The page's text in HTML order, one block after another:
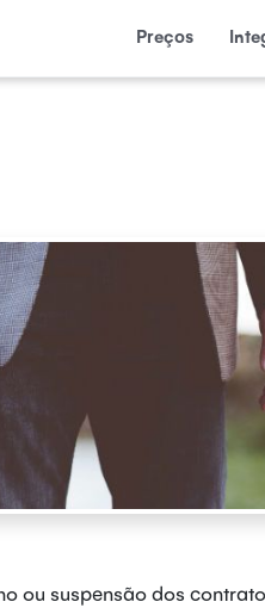
Preços
ou suspensão dos